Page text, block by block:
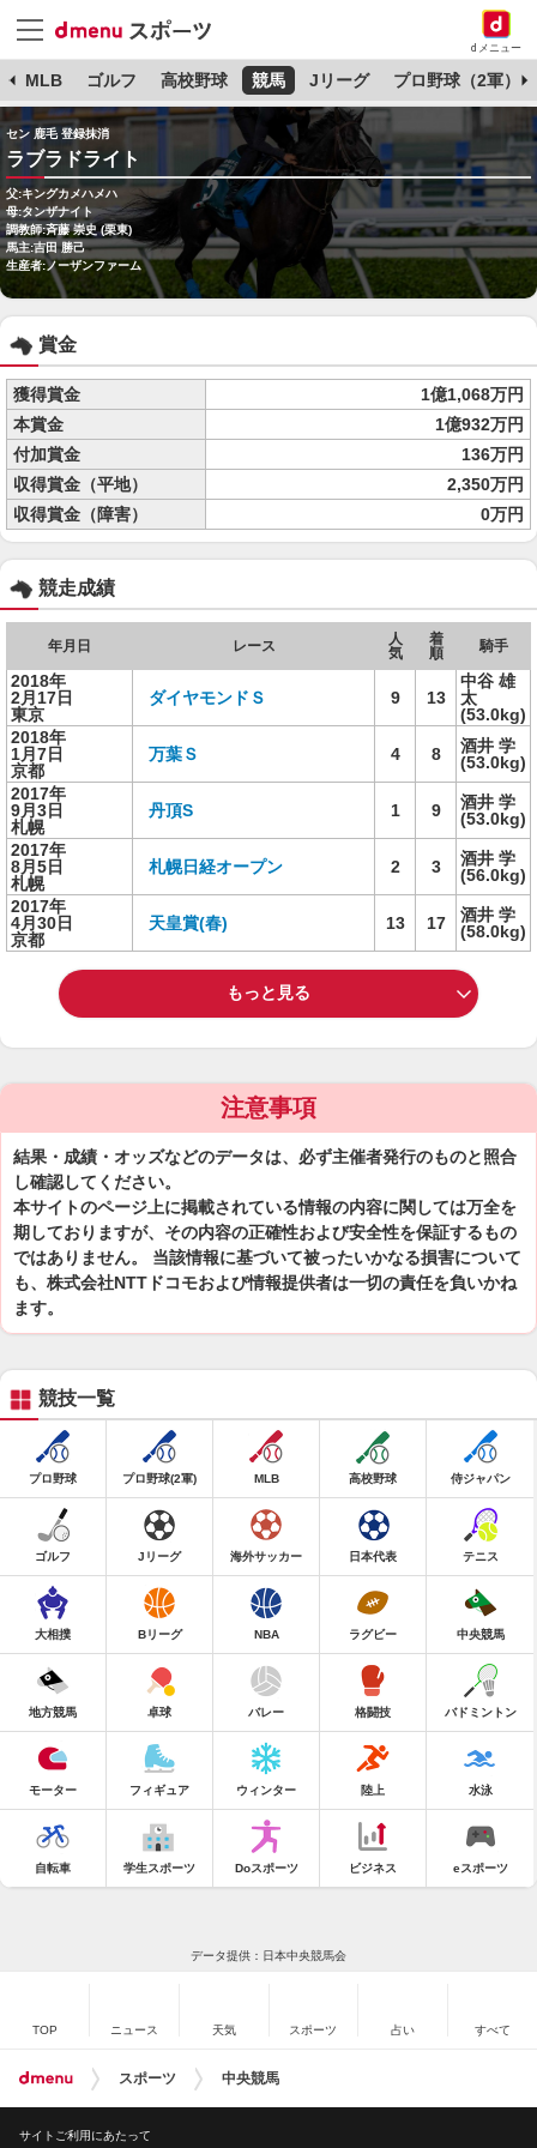
dメニュー
MLB ゴルフ 高校野球 競馬 Jリーグ プロ野球（2軍）
セン 鹿毛 登録抹消
ラブラドライト
父:キングカメハメハ
母:タンザナイト
調教師:斉藤 崇史 (栗東)
馬主:吉田 勝己
生産者:ノーザンファーム
賞金
獲得賞金
1億1,068万円
本賞金
1億932万円
付加賞金
136万円
収得賞金（平地）
2,350万円
収得賞金（障害）
0万円
競走成績
年月日 レース
人
気
着
順
騎手
2018年
2月17日
東京
ダイヤモンドＳ 9 13
中谷 雄
太
(53.0kg)
2018年
1月7日
京都
万葉Ｓ 4 8
酒井 学
(53.0kg)
2017年
9月3日
札幌
丹頂S 1 9
酒井 学
(53.0kg)
2017年
8月5日
札幌
札幌日経オープン 2 3
酒井 学
(56.0kg)
2017年
4月30日
京都
天皇賞(春) 13 17
酒井 学
(58.0kg)
もっと見る
注意事項
結果・成績・オッズなどのデータは、必ず主催者発行のものと照合
し確認してください。
本サイトのページ上に掲載されている情報の内容に関しては万全を
期しておりますが、その内容の正確性および安全性を保証するもの
ではありません。 当該情報に基づいて被ったいかなる損害について
も、株式会社NTTドコモおよび情報提供者は一切の責任を負いかね
ます。
競技一覧
プロ野球 プロ野球(2軍) MLB 高校野球 侍ジャパン
ゴルフ Jリーグ 海外サッカー 日本代表 テニス
大相撲 Bリーグ NBA ラグビー 中央競馬
地方競馬 卓球 バレー 格闘技 バドミントン
モーター フィギュア ウィンター 陸上 水泳
自転車 学生スポーツ Doスポーツ ビジネス eスポーツ
データ提供：日本中央競馬会
TOP ニュース 天気 スポーツ 占い すべて
スポーツ 中央競馬
サイトご利用にあたって